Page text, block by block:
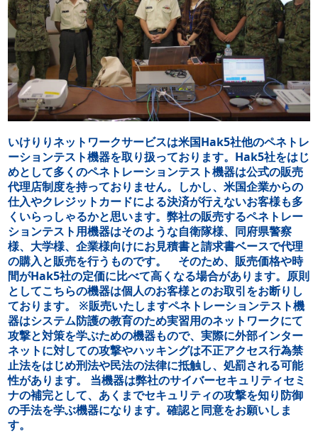
いけりりネットワークサービスは米国Hak5社他のペネトレ
ーションテスト機器を取り扱っております。Hak5社をはじ
めとして多くのペネトレーションテスト機器は公式の販売
代理店制度を持っておりません。しかし、米国企業からの
仕入やクレジットカードによる決済が行えないお客様も多
くいらっしゃるかと思います。弊社の販売するペネトレー
ションテスト用機器はそのような自衛隊様、同府県警察
様、大学様、企業様向けにお見積書と請求書ベースで代理
の購入と販売を行うものです。 そのため、販売価格や時
間がHak5社の定価に比べて高くなる場合があります。原則
としてこちらの機器は個人のお客様とのお取引をお断りし
ております。 ※販売いたしますペネトレーションテスト機
器はシステム防護の教育のため実習用のネットワークにて
攻撃と対策を学ぶための機器もので、実際に外部インター
ネットに対しての攻撃やハッキングは不正アクセス行為禁
止法をはじめ刑法や民法の法律に抵触し、処罰される可能
性があります。 当機器は弊社のサイバーセキュリティセミ
ナの補完として、あくまでセキュリティの攻撃を知り防御
の手法を学ぶ機器になります。確認と同意をお願いしま
す。